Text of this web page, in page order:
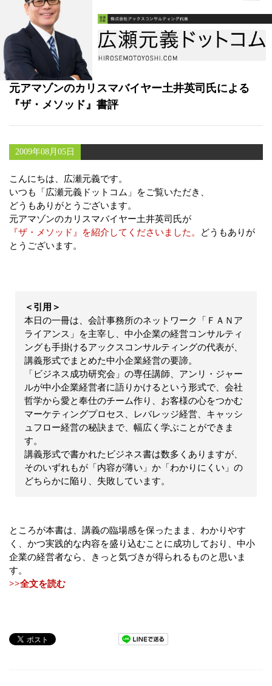
書籍
メールマガジン（無料）
講演・取材依頼
セミナー
元アマゾンのカリスマバイヤー土井英司氏による
『ザ・メソッド』書評
2009年08月05日
こんにちは、広瀬元義です。
いつも「広瀬元義ドットコム」をご覧いただき、
どうもありがとうございます。
元アマゾンのカリスマバイヤー土井英司氏が
『ザ・メソッド』を紹介してくださいました。
どうもありが
とうございます。
＜引用＞
本日の一冊は、会計事務所のネットワーク「ＦＡＮア
ライアンス」を主宰し、中小企業の経営コンサルティ
ングも手掛けるアックスコンサルティングの代表が、
講義形式でまとめた中小企業経営の要諦。
「ビジネス成功研究会」の専任講師、アンリ・ジャー
ルが中小企業経営者に語りかけるという形式で、会社
哲学から愛と奉仕のチーム作り、お客様の心をつかむ
マーケティングプロセス、レバレッジ経営、キャッシ
ュフロー経営の秘訣まで、幅広く学ぶことができま
す。
講義形式で書かれたビジネス書は数多くありますが、
そのいずれもが「内容が薄い」か「わかりにくい」の
どちらかに陥り、失敗しています。
ところが本書は、講義の臨場感を保ったまま、わかりやす
く、かつ実践的な内容を盛り込むことに成功しており、中小
企業の経営者なら、きっと気づきが得られるものと思いま
す。
>>全文を読む